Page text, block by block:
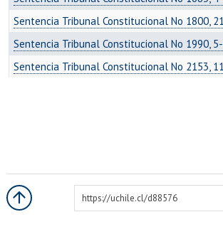
Sentencia Tribunal Constitucional No 1800,
Sentencia Tribunal Constitucional No 1990,
Sentencia Tribunal Constitucional No 2153,
https://uchile.cl/d88576